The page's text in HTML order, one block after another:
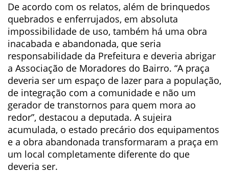
De acordo com os relatos, além de brinquedos
quebrados e enferrujados, em absoluta
impossibilidade de uso, também há uma obra
inacabada e abandonada, que seria
responsabilidade da Prefeitura e deveria abrigar
a Associação de Moradores do Bairro. “A praça
deveria ser um espaço de lazer para a população,
de integração com a comunidade e não um
gerador de transtornos para quem mora ao
redor”, destacou a deputada. A sujeira
acumulada, o estado precário dos equipamentos
e a obra abandonada transformaram a praça em
um local completamente diferente do que
deveria ser.